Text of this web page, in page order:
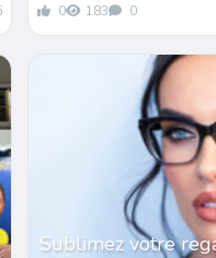
0 183 0
Sublimez votre